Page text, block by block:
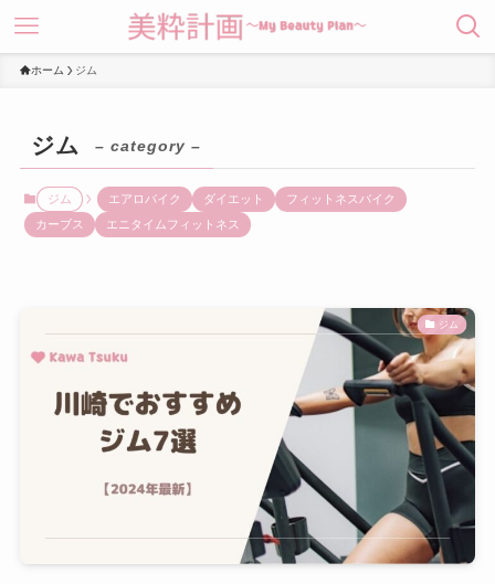
ホーム ジム
ジム – category –
ジム エアロバイク ダイエット
フィットネスバイク
カーブス
エニタイムフィットネス
ジム